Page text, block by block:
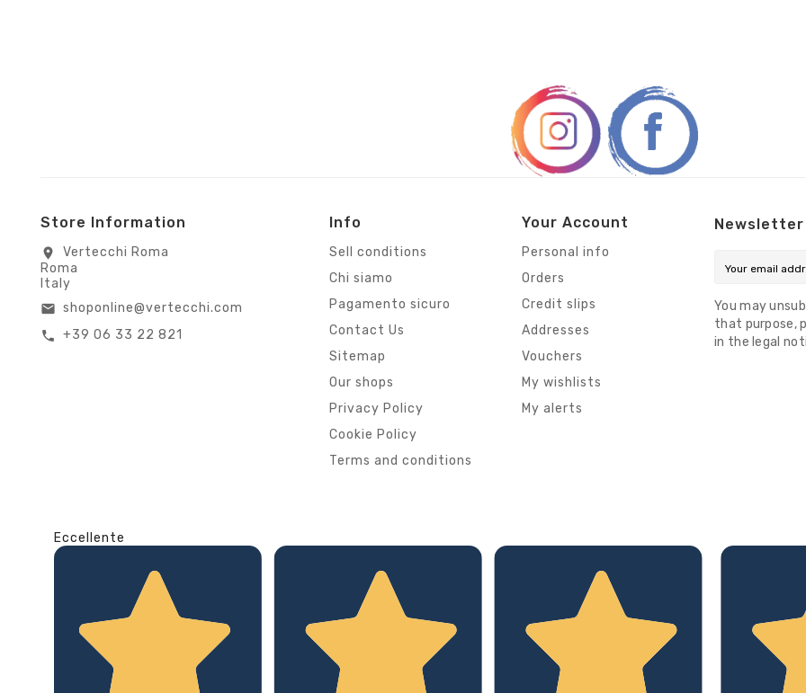
Store Information
location_on
Vertecchi Roma
Roma
Italy
email shoponline@vertecchi.com
call +39 06 33 22 821
Info
Sell conditions
Chi siamo
Pagamento sicuro
Contact Us
Sitemap
Our shops
Privacy Policy
Cookie Policy
Terms and conditions
Your Account
Personal info
Orders
Credit slips
Addresses
Vouchers
My wishlists
My alerts
Newsletter
You may
that purpose,
in the legal
Eccellente